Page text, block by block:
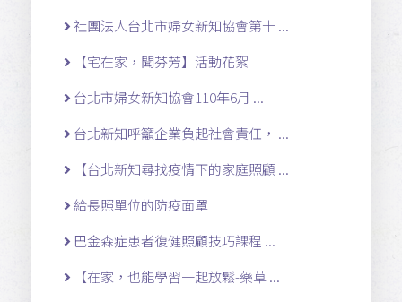
社團法人台北市婦女新知協會第十 ...
【宅在家，聞芬芳】活動花絮
台北市婦女新知協會110年6月 ...
台北新知呼籲企業負起社會責任， ...
【台北新知尋找疫情下的家庭照顧 ...
給長照單位的防疫面罩
巴金森症患者復健照顧技巧課程 ...
【在家，也能學習一起放鬆-藥草 ...